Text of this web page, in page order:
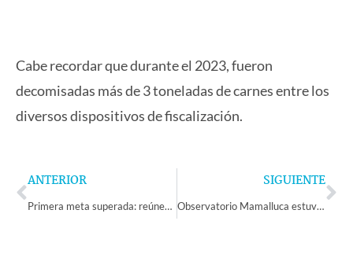
Cabe recordar que durante el 2023, fueron
decomisadas más de 3 toneladas de carnes entre los
diversos dispositivos de fiscalización.
Prev
ANTERIOR
Primera meta superada: reúnen más de 38 millones en campaña solidaria “Todos con Elian”
SIGUIENTE
Observatorio Mamalluca estuvo presente en la 3ra Feria Científica de Cerro Navia